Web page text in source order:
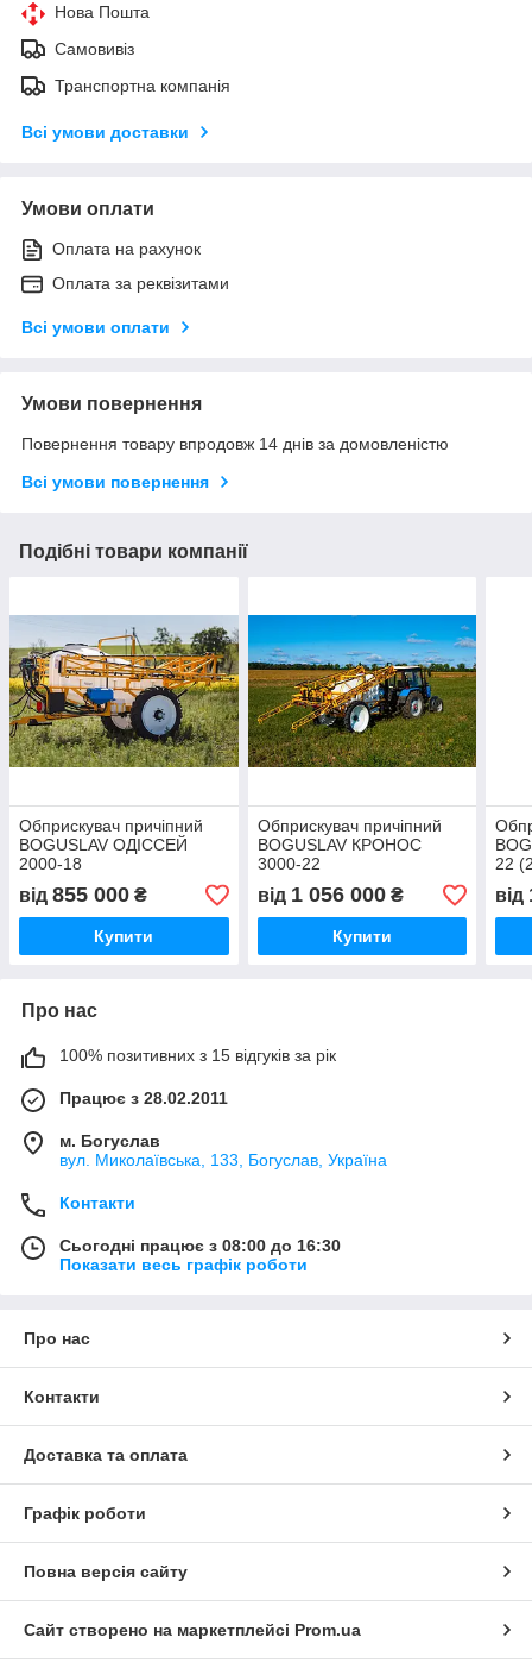
Нова Пошта
Самовивіз
Транспортна компанія
Всі умови доставки
Умови оплати
Оплата на рахунок
Оплата за реквізитами
Всі умови оплати
Умови повернення
Повернення товару впродовж 14 днів за домовленістю
Всі умови повернення
Подібні товари компанії
Обприскувач причіпний
BOGUSLAV ОДІССЕЙ
2000-18
від 855 000 ₴
Купити
Обприскувач причіпний
BOGUSLAV КРОНОС
3000-22
від 1 056 000₴
Купити
22
від
Про нас
100% позитивних з 15 відгуків за рік
Працює з 28.02.2011
м. Богуслав
вул. Миколаївська, 133, Богуслав, Україна
Контакти
Сьогодні працює з 08:00 до 16:30
Показати весь графік роботи
Про нас
Контакти
Доставка та оплата
Графік роботи
Повна версія сайту
Сайт створено на маркетплейсі Prom.ua